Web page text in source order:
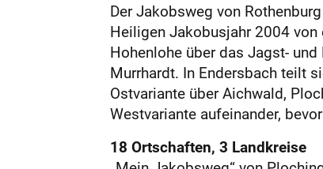
Der Jakobsweg von
Heiligen Jakobusjahr 2004
Hohenlohe über das Jagst-
Murrhardt. In Endersbach teilt
Ostvariante über Aichwald,
Westvariante aufeinander,
18 Ortschaften, 3 Landkreise